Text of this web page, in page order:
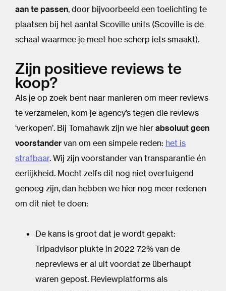
aan te passen, door bijvoorbeeld een toelichting te
plaatsen bij het aantal Scoville units (Scoville is de
schaal waarmee je meet hoe scherp iets smaakt).
Zijn positieve reviews te
koop?
Als je op zoek bent naar manieren om meer reviews
te verzamelen, kom je agency’s tegen die reviews
‘verkopen’. Bij Tomahawk zijn we hier absoluut geen
voorstander van om een simpele reden: het is
strafbaar. Wij zijn voorstander van transparantie én
eerlijkheid. Mocht zelfs dit nog niet overtuigend
genoeg zijn, dan hebben we hier nog meer redenen
om dit niet te doen:
De kans is groot dat je wordt gepakt:
Tripadvisor plukte in 2022 72% van de
nepreviews er al uit voordat ze überhaupt
waren gepost. Reviewplatforms als